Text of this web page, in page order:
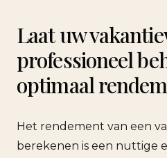
Laat uw
professioneel
optimaal
Het rendement van een
berekenen is een nuttige